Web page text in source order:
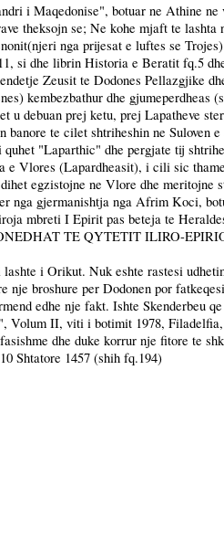
i Maqedonise", botuar ne Athine
theksojn se; Ne kohe mjaft te lashta
nga prijesat e luftes se
si dhe librin Historia e Beratit fq.5
Zeusit te Dodones Pellazgjike
kembezbathur dhe gjumeperdheas
debuan prej ketu, prej Lapatheve
te cilet shtriheshin ne Suloven
"Laparthic" dhe pergjate tij
Vlores (Lapardheasit), i cili sic
egzistojne ne Vlore dhe meritojne
gjermanishtja nga Afrim Koci,
mbreti I Epirit pas beteja te
TE QYTETIT ILIRO-
i Orikut. Nuk eshte rastesi
broshure per Dodonen por
edhe nje fakt. Ishte Skenderbeu
Volum II, viti i botimit 1978,
dhe duke korrur nje fitore te
Shtatore 1457 (shih fq.194)